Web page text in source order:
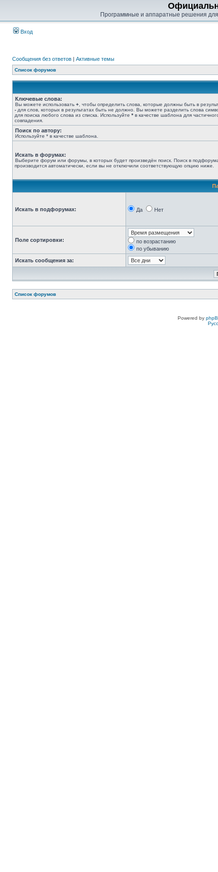
Программные и аппаратные решения
Вход
Сообщения без ответов | Активные темы
Список форумов
Ключевые слова:
Вы можете использовать + , чтобы определить слова, которые должны быть в
- для слов, которых в результатах быть не должно. Вы можете разделить слова
для поиска любого слова из списка. Используйте * в качестве шаблона для
совпадения.
Поиск по автору:
Используйте * в качестве шаблона.
Искать в форумах:
Выберите форум или форумы, в которых будет произведён поиск. Поиск в
производится автоматически, если вы не отключили соответствующую опцию ниже.
Искать в подфорумах: Да Нет
Поле сортировки:
по возрастанию
по убыванию
Искать сообщения за:
Список форумов
Powered by